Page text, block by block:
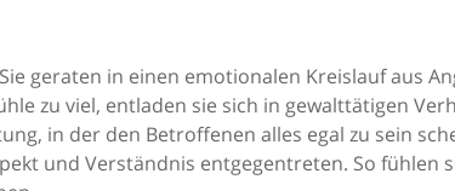
geraten in einen emotionalen Kreislauf aus
zu viel, entladen sie sich in gewalttätigen
in der den Betroffenen alles egal zu sein
und Verständnis entgegentreten. So fühlen